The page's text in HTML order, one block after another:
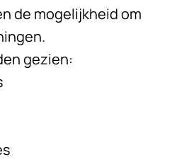
de mogelijkheid om
gezien: